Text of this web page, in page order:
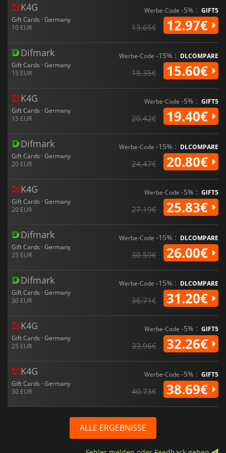
K4G
Gift Cards · Germany
10 EUR
Werbe-Code -5% : GIFT5
13.65€ 12.97€
Difmark
Gift Cards · Germany
15 EUR
Werbe-Code -15% : DLCOMPARE
18.35€ 15.60€
K4G
Gift Cards · Germany
15 EUR
Werbe-Code -5% : GIFT5
20.42€ 19.40€
Difmark
Gift Cards · Germany
20 EUR
Werbe-Code -15% : DLCOMPARE
24.47€ 20.80€
K4G
Gift Cards · Germany
20 EUR
Werbe-Code -5% : GIFT5
27.19€ 25.83€
Difmark
Gift Cards · Germany
25 EUR
Werbe-Code -15% : DLCOMPARE
30.59€ 26.00€
Difmark
Gift Cards · Germany
30 EUR
Werbe-Code -15% : DLCOMPARE
36.71€ 31.20€
K4G
Gift Cards · Germany
25 EUR
Werbe-Code -5% : GIFT5
33.96€ 32.26€
K4G
Gift Cards · Germany
30 EUR
Werbe-Code -5% : GIFT5
40.73€ 38.69€
ALLE ERGEBNISSE